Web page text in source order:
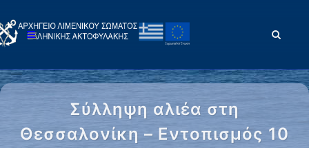
Σύλληψη αλιέα στη
Θεσσαλονίκη – Εντοπισμός 10